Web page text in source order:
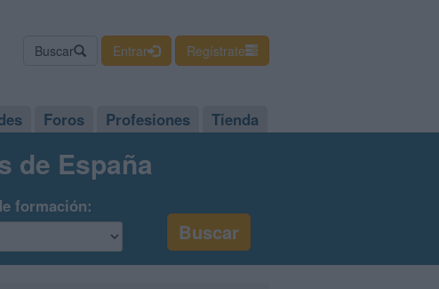
Buscar Entrar Regístrate
Foros Profesiones Tienda
de España
formación: